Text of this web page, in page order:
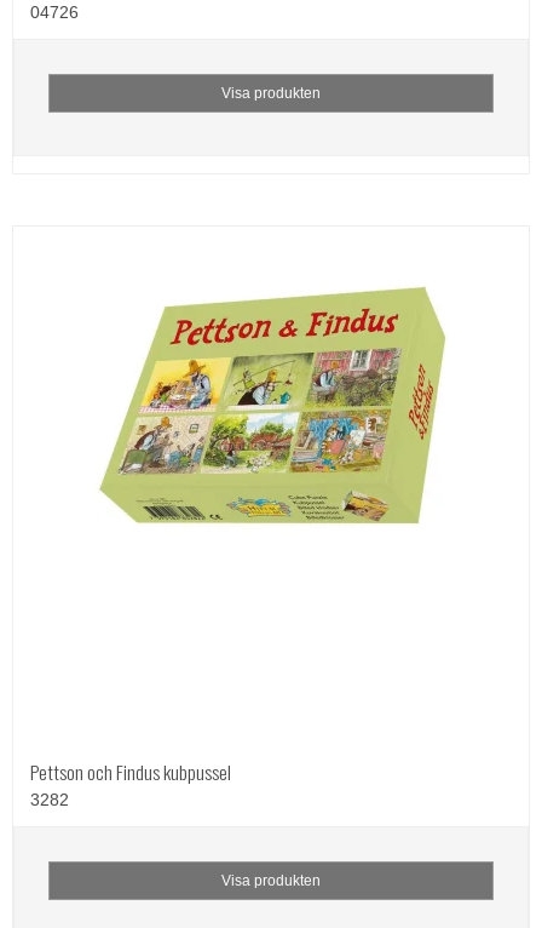
04726
Visa produkten
Pettson och Findus kubpussel
3282
Visa produkten